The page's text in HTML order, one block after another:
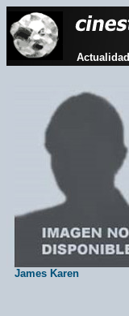
Actualidad
James Karen